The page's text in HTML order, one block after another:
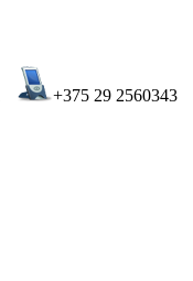
+375 29 2560343